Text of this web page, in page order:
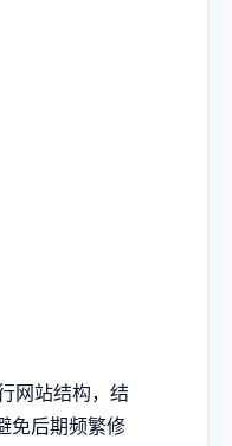
网站结构，结
免后期频繁修